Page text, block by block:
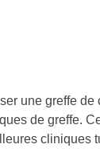
une greffe
de greffe.
cliniques